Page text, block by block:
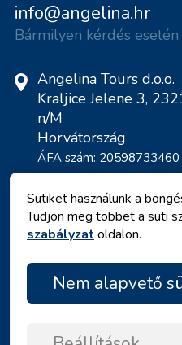
info@angelina.hr
Bármilyen kérdés esetén
Angelina Tours d.o.o.
Kraljice Jelene 3,
n/M
Horvátország
ÁFA szám: 20598733460
ID: HR-AB-23-
0650676
Sütiket használunk a
Tudjon meg többet a süti
szabályzat oldalon.
Nem alapvető